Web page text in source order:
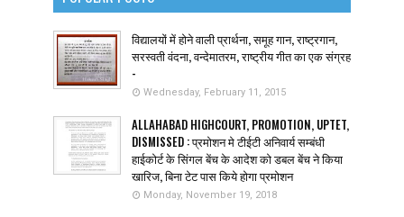
विद्यालयों में होने वाली प्रार्थना, समूह गान, राष्ट्रगान,
सरस्वती वंदना, वन्देमातरम, राष्ट्रीय गीत का एक संग्रह
-
Wednesday, February 11, 2015
ALLAHABAD HIGHCOURT, PROMOTION, UPTET,
DISMISSED : प्रमोशन मे टीईटी अनिवार्य सम्बंधी
हाईकोर्ट के सिंगल बेंच के आदेश को डबल बेंच ने किया
खारिज, बिना टेट पास किये होगा प्रमोशन
Monday, November 19, 2018